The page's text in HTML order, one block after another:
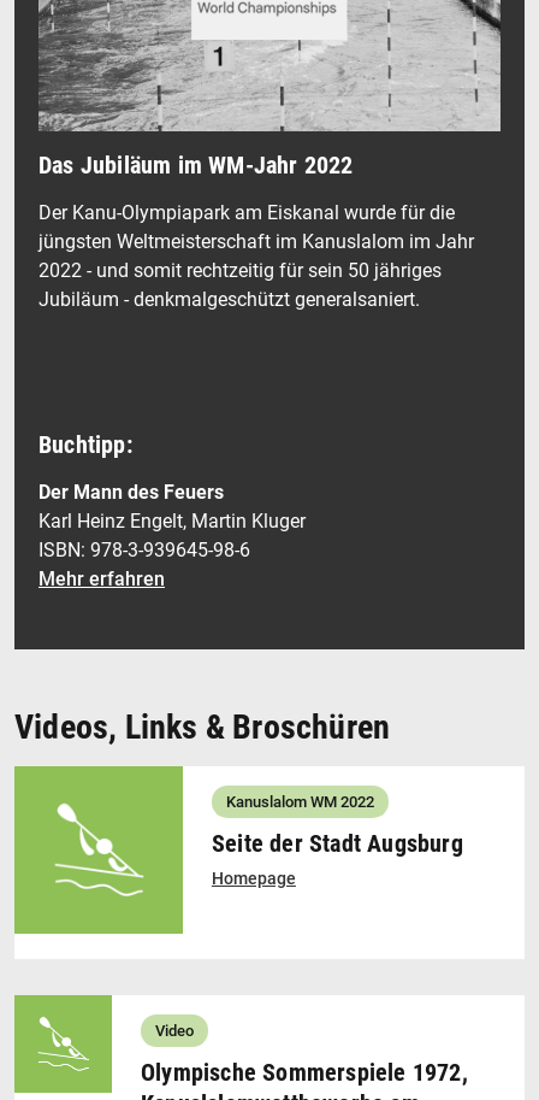
Das Jubiläum im WM-Jahr 2022
Der Kanu-Olympiapark am Eiskanal wurde für die
jüngsten Weltmeisterschaft im Kanuslalom im Jahr
2022 - und somit rechtzeitig für sein 50 jähriges
Jubiläum - denkmalgeschützt generalsaniert.
Buchtipp:
Der Mann des Feuers
Karl Heinz Engelt, Martin Kluger
ISBN: 978-3-939645-98-6
Mehr erfahren
Videos, Links & Broschüren
Kanuslalom WM 2022
Seite der Stadt Augsburg
Homepage
Video
Olympische Sommerspiele 1972,